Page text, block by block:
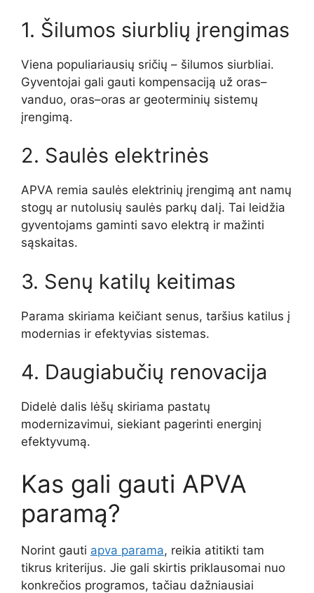
1. Šilumos siurblių įrengimas
Viena populiariausių sričių – šilumos siurbliai.
Gyventojai gali gauti kompensaciją už oras–
vanduo, oras–oras ar geoterminių sistemų
įrengimą.
2. Saulės elektrinės
APVA remia saulės elektrinių įrengimą ant namų
stogų ar nutolusių saulės parkų dalį. Tai leidžia
gyventojams gaminti savo elektrą ir mažinti
sąskaitas.
3. Senų katilų keitimas
Parama skiriama keičiant senus, taršius katilus į
modernias ir efektyvias sistemas.
4. Daugiabučių renovacija
Didelė dalis lėšų skiriama pastatų
modernizavimui, siekiant pagerinti energinį
efektyvumą.
Kas gali gauti APVA
paramą?
Norint gauti apva parama, reikia atitikti tam
tikrus kriterijus. Jie gali skirtis priklausomai nuo
konkrečios programos, tačiau dažniausiai